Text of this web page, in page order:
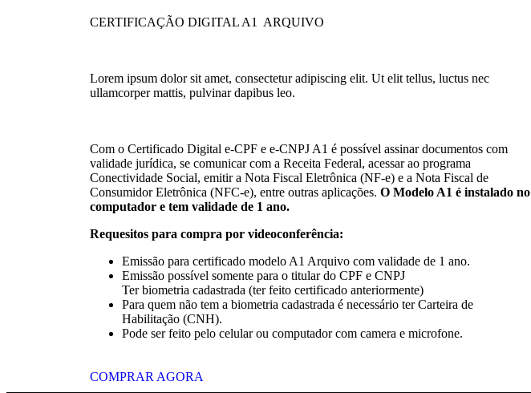
CERTIFICAÇÃO DIGITAL A1 ARQUIVO
Lorem ipsum dolor sit amet, consectetur adipiscing elit. Ut elit tellus, luctus nec
ullamcorper mattis, pulvinar dapibus leo.
Com o Certificado Digital e-CPF e e-CNPJ A1 é possível assinar documentos com
validade jurídica, se comunicar com a Receita Federal, acessar ao programa
Conectividade Social, emitir a Nota Fiscal Eletrônica (NF-e) e a Nota Fiscal de
Consumidor Eletrônica (NFC-e), entre outras aplicações. O Modelo A1 é instalado no
computador e tem validade de 1 ano.
Requesitos para compra por videoconferência:
Emissão para certificado modelo A1 Arquivo com validade de 1 ano.
Emissão possível somente para o titular do CPF e CNPJ
Ter biometria cadastrada (ter feito certificado anteriormente)
Para quem não tem a biometria cadastrada é necessário ter Carteira de
Habilitação (CNH).
Pode ser feito pelo celular ou computador com camera e microfone.
COMPRAR AGORA